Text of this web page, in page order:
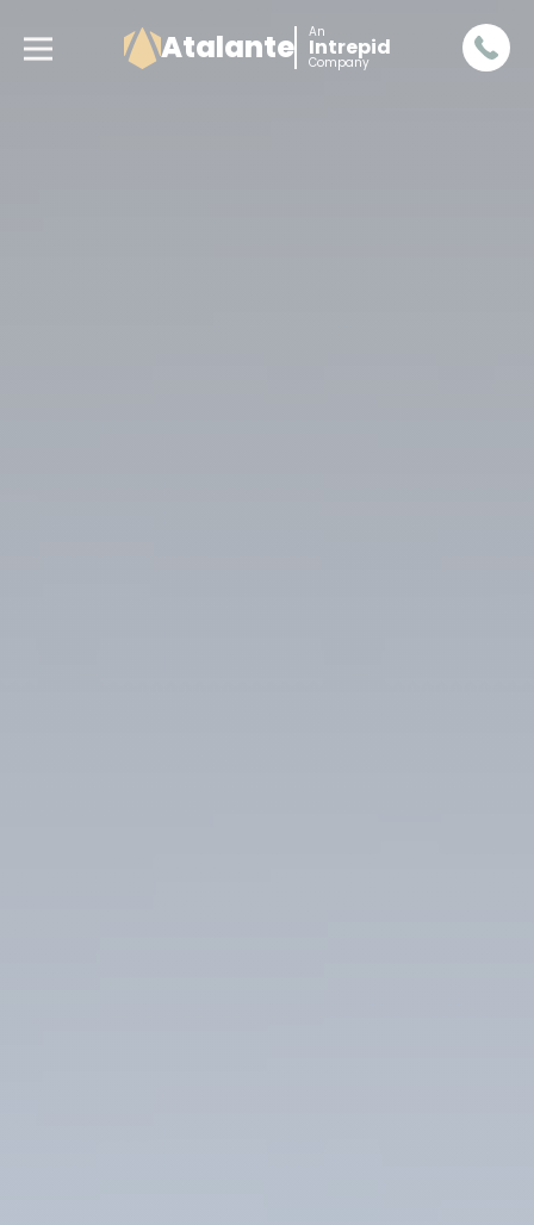
Atalante An
Intrepid
Company